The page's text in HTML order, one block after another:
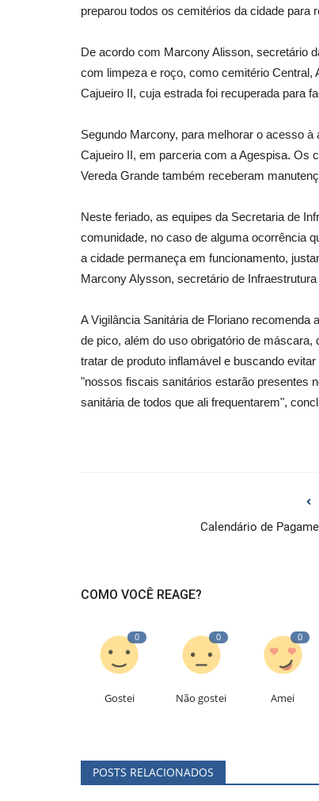
preparou todos os cemitérios da cidade para
De acordo com Marcony Alisson, secretário
com limpeza e roço, como cemitério Central,
Cajueiro II, cuja estrada foi recuperada para
Segundo Marcony, para melhorar o acesso
Cajueiro II, em parceria com a Agespisa. Os
Vereda Grande também receberam
Neste feriado, as equipes da Secretaria de
comunidade, no caso de alguma ocorrência
a cidade permaneça em funcionamento,
Marcony Alysson, secretário de Infraestrutura
A Vigilância Sanitária de Floriano
de pico, além do uso obrigatório de
tratar de produto inflamável e buscando
"nossos fiscais sanitários estarão presentes
sanitária de todos que ali frequentarem",
Calendário de
COMO VOCÊ REAGE?
0
Gostei
0
Não gostei
0
Amei
POSTS RELACIONADOS